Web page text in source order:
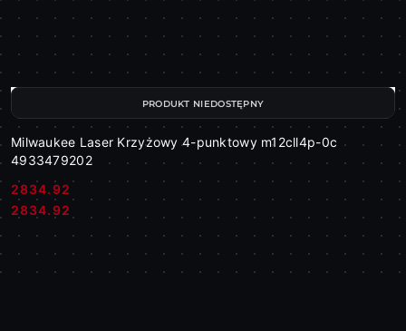
Milwaukee Laser Krzyżowy 4-punktowy m12cll4p-0c
4933479202
Cena:
2834.92
Cena:
2834.92
PRODUKT NIEDOSTĘPNY